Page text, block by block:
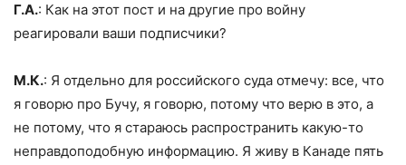
Г.А.: Как на этот пост и на другие про войну
реагировали ваши подписчики?
М.К.: Я отдельно для российского суда отмечу: все, что
я говорю про Бучу, я говорю, потому что верю в это, а
не потому, что я стараюсь распространить какую-то
неправдоподобную информацию. Я живу в Канаде пять